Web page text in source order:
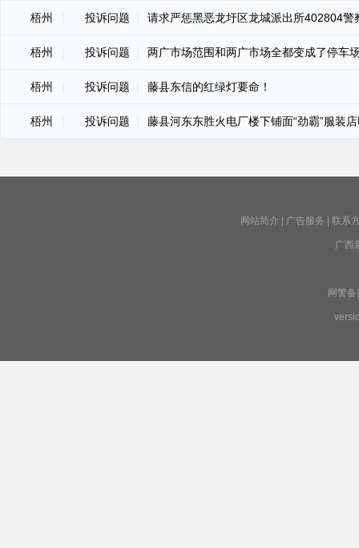
梧州 投诉问题 请求严惩黑恶龙圩区龙城派出所402804警
梧州 投诉问题 两广市场范围和两广市场全都变成了停车
梧州 投诉问题 藤县东信的红绿灯要命！
梧州 投诉问题 藤县河东东胜火电厂楼下铺面“劲霸”服装
网站简介 广告服务 联系
广西
网警